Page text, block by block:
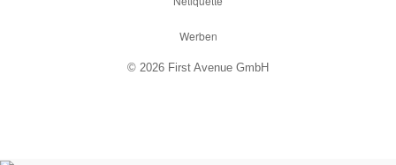
Werben
© 2026 First Avenue GmbH